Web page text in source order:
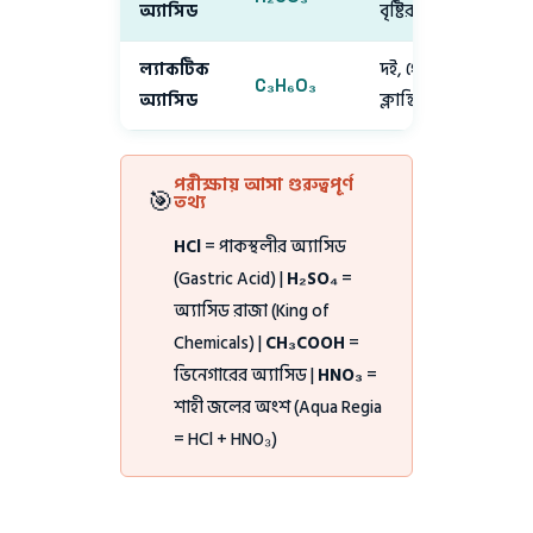
অ্যাসিড
বৃষ্টির জল
ল্যাকটিক
অ্যাসিড
C₃H₆O₃
দই, পেশির
ক্লান্তিতে
🎯পরীক্ষায় আসা গুরুত্বপূর্ণ
তথ্য
HCl= পাকস্থলীর অ্যাসিড
(Gastric Acid) |H₂SO₄=
অ্যাসিড রাজা (King of
Chemicals) |CH₃COOH =
ভিনেগারের অ্যাসিড |HNO₃ =
শাহী জলের অংশ (Aqua Regia
= HCl + HNO₃)